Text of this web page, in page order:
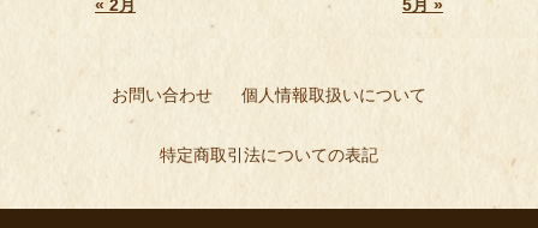
« 2月 5月 »
お問い合わせ 個人情報取扱いについて
特定商取引法についての表記